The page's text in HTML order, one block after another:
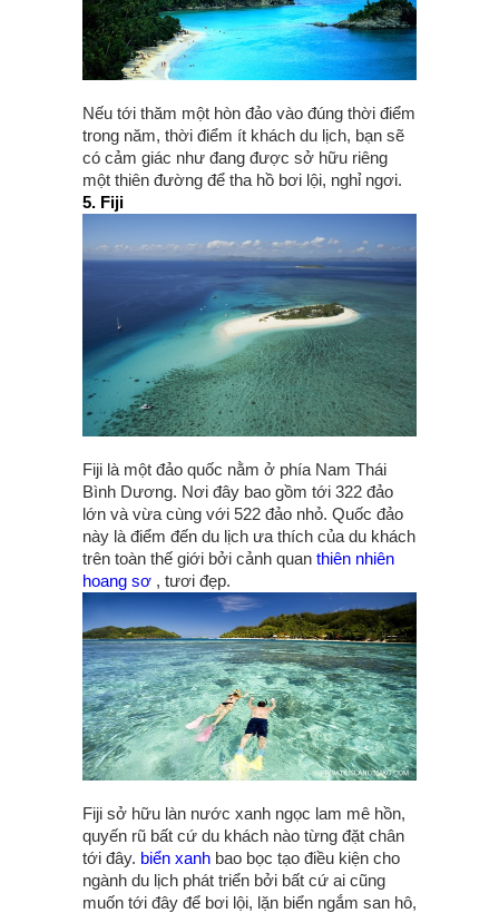
Nếu tới thăm một hòn đảo vào đúng thời điểm
trong năm, thời điểm ít khách du lịch, bạn sẽ
có cảm giác như đang được sở hữu riêng
một thiên đường để tha hồ bơi lội, nghỉ ngơi.
5. Fiji
Fiji là một đảo quốc nằm ở phía Nam Thái
Bình Dương. Nơi đây bao gồm tới 322 đảo
lớn và vừa cùng với 522 đảo nhỏ. Quốc đảo
này là điểm đến du lịch ưa thích của du khách
trên toàn thế giới bởi cảnh quan thiên nhiên
hoang sơ , tươi đẹp.
Fiji sở hữu làn nước xanh ngọc lam mê hồn,
quyến rũ bất cứ du khách nào từng đặt chân
tới đây. biển xanh bao bọc tạo điều kiện cho
ngành du lịch phát triển bởi bất cứ ai cũng
muốn tới đây để bơi lội, lặn biển ngắm san hô,